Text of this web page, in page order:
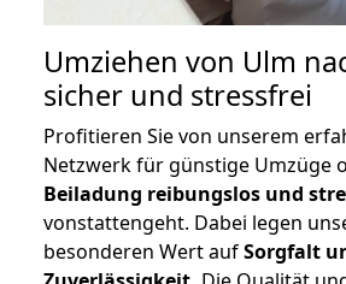
Umziehen von Ulm
sicher und stressfrei
Profitieren Sie von unserem
Netzwerk für günstige Umzüge
Beiladung reibungslos und
vonstattengeht. Dabei legen
besonderen Wert aufSorgfalt